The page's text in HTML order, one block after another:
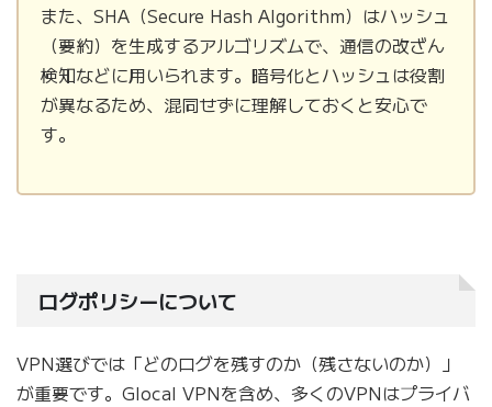
また、SHA（Secure Hash Algorithm）はハッシュ
（要約）を生成するアルゴリズムで、通信の改ざん
検知などに用いられます。暗号化とハッシュは役割
が異なるため、混同せずに理解しておくと安心で
す。
ログポリシーについて
VPN選びでは「どのログを残すのか（残さないのか）」
が重要です。Glocal VPNを含め、多くのVPNはプライバ